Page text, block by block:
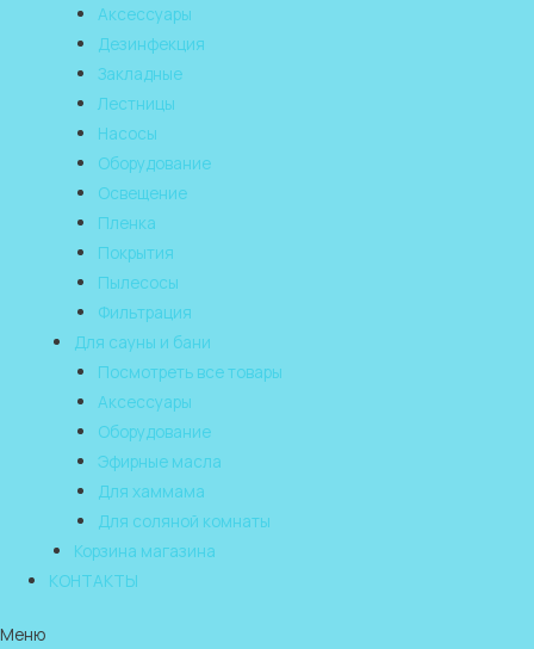
Аксессуары
Дезинфекция
Закладные
Лестницы
Насосы
Оборудование
Освещение
Пленка
Покрытия
Пылесосы
Фильтрация
Для сауны и бани
Посмотреть все товары
Аксессуары
Оборудование
Эфирные масла
Для хаммама
Для соляной комнаты
Корзина магазина
КОНТАКТЫ
Меню